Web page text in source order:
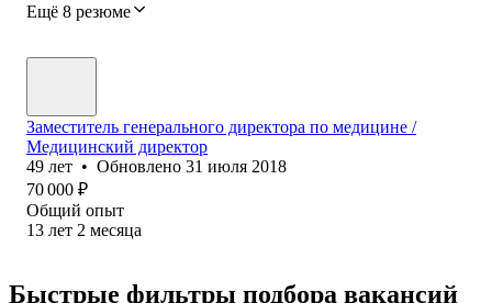
Ещё 8 резюме
Заместитель генерального директора по медицине /
Медицинский директор
49 лет • Обновлено 31 июля 2018
70 000 ₽
Общий опыт
13 лет 2 месяца
Быстрые фильтры подбора вакансий